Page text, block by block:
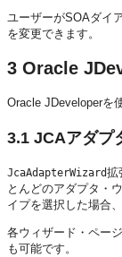
ユーザーがSOAダイ
を変更できます。
3 Oracle
Oracle JDeveloperを
3.1 JCAアダプ
JcaAdapterWizard拡
とんどのアダプタ・
イプを選択した場合
各ウィザード・ペー
も可能です。